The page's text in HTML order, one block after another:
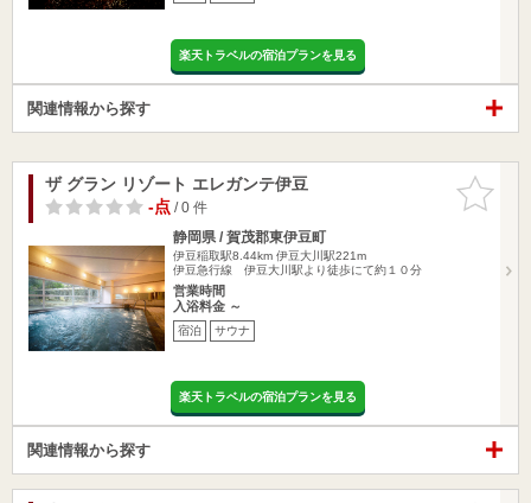
楽天トラベルの宿泊プランを見る
関連情報から探す
お気に入
りに追加
ザ グラン リゾート エレガンテ伊豆
-点/ 0 件
静岡県 / 賀茂郡東伊豆町
伊豆稲取駅8.44km 伊豆大川駅221m
伊豆急行線 伊豆大川駅より徒歩にて約１０分
営業時間
入浴料金 ～
宿泊 サウナ
楽天トラベルの宿泊プランを見る
関連情報から探す